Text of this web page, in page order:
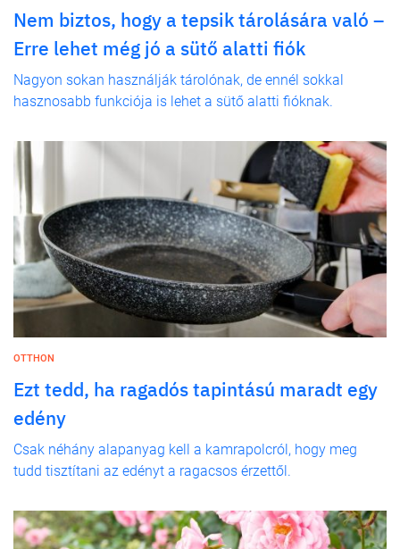
Nem biztos, hogy a tepsik tárolására való –
Erre lehet még jó a sütő alatti fiók
Nagyon sokan használják tárolónak, de ennél sokkal
hasznosabb funkciója is lehet a sütő alatti fióknak.
OTTHON
Ezt tedd, ha ragadós tapintású maradt egy
edény
Csak néhány alapanyag kell a kamrapolcról, hogy meg
tudd tisztítani az edényt a ragacsos érzettől.